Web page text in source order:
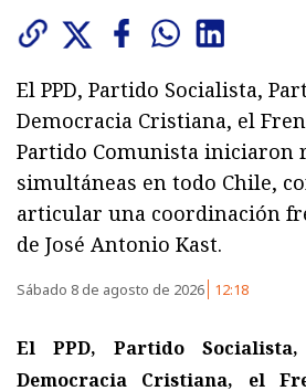
El PPD, Partido Socialista,
Democracia Cristiana, el
Partido Comunista iniciaron
simultáneas en todo Chile,
articular una coordinación
de José Antonio Kast.
Sábado 8 de agosto de 2026 12:18
El PPD, Partido
Democracia Cristiana, el